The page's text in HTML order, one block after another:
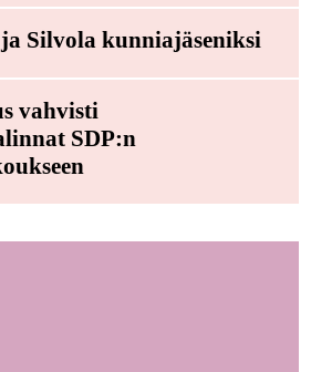
Silvola kunniajäseniksi
vahvisti
SDP:n